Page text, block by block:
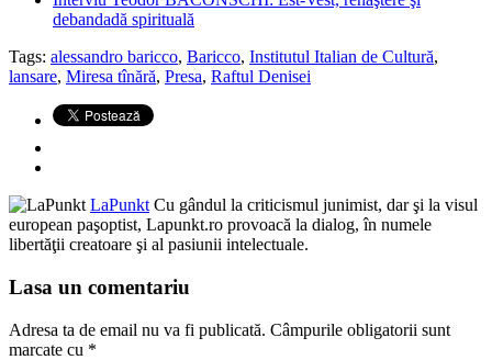
debandadă spirituală
Tags: alessandro baricco, Baricco, Institutul Italian de Cultură,
lansare, Miresa tînără, Presa, Raftul Denisei
LaPunkt Cu gândul la criticismul junimist, dar şi la visul
european paşoptist, Lapunkt.ro provoacă la dialog, în numele
libertăţii creatoare şi al pasiunii intelectuale.
Lasa un comentariu
Adresa ta de email nu va fi publicată. Câmpurile obligatorii sunt
marcate cu *